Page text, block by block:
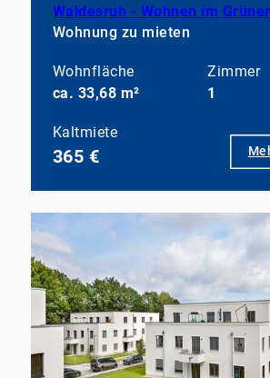
Waldesruh - Wohnen im
Wohnung zu mieten
Wohnfläche
ca. 33,68 m²
Zimmer
1
Kaltmiete
365 €